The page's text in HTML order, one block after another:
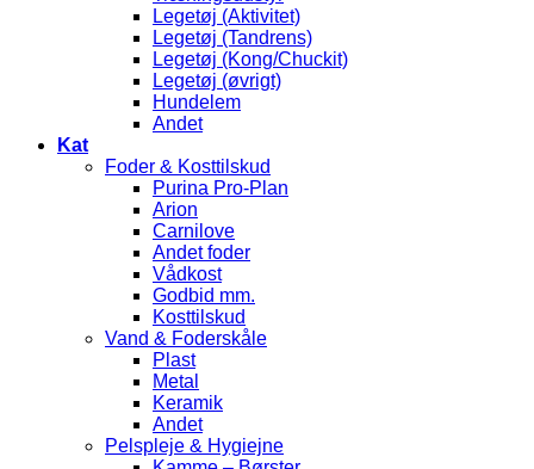
Legetøj (Aktivitet)
Legetøj (Tandrens)
Legetøj (Kong/Chuckit)
Legetøj (øvrigt)
Hundelem
Andet
Kat
Foder & Kosttilskud
Purina Pro-Plan
Arion
Carnilove
Andet foder
Vådkost
Godbid mm.
Kosttilskud
Vand & Foderskåle
Plast
Metal
Keramik
Andet
Pelspleje & Hygiejne